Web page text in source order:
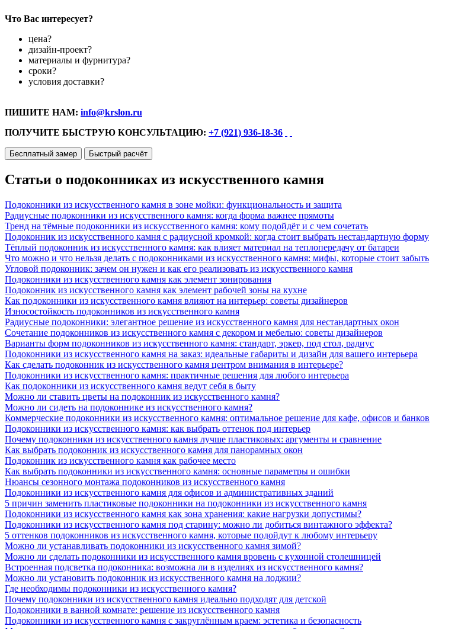
Что Вас интересует?
цена?
дизайн-проект?
материалы и фурнитура?
сроки?
условия доставки?
ПИШИТЕ НАМ: info@krslon.ru
ПОЛУЧИТЕ БЫСТРУЮ КОНСУЛЬТАЦИЮ: +7 (921) 936-18-36
Бесплатный замер Быстрый расчёт
Статьи о подоконниках из искусственного камня
Подоконники из искусственного камня в зоне мойки: функциональность и защита
Радиусные подоконники из искусственного камня: когда форма важнее прямоты
Тренд на тёмные подоконники из искусственного камня: кому подойдёт и с чем сочетать
Подоконник из искусственного камня с радиусной кромкой: когда стоит выбрать нестандартную форму
Тёплый подоконник из искусственного камня: как влияет материал на теплопередачу от батареи
Что можно и что нельзя делать с подоконниками из искусственного камня: мифы, которые стоит забыть
Угловой подоконник: зачем он нужен и как его реализовать из искусственного камня
Подоконники из искусственного камня как элемент зонирования
Подоконник из искусственного камня как элемент рабочей зоны на кухне
Как подоконники из искусственного камня влияют на интерьер: советы дизайнеров
Износостойкость подоконников из искусственного камня
Радиусные подоконники: элегантное решение из искусственного камня для нестандартных окон
Сочетание подоконников из искусственного камня с декором и мебелью: советы дизайнеров
Варианты форм подоконников из искусственного камня: стандарт, эркер, под стол, радиус
Подоконники из искусственного камня на заказ: идеальные габариты и дизайн для вашего интерьера
Как сделать подоконник из искусственного камня центром внимания в интерьере?
Подоконники из искусственного камня: практичные решения для любого интерьера
Как подоконники из искусственного камня ведут себя в быту
Можно ли ставить цветы на подоконник из искусственного камня?
Можно ли сидеть на подоконнике из искусственного камня?
Коммерческие подоконники из искусственного камня: оптимальное решение для кафе, офисов и банков
Подоконники из искусственного камня: как выбрать оттенок под интерьер
Почему подоконники из искусственного камня лучше пластиковых: аргументы и сравнение
Как выбрать подоконник из искусственного камня для панорамных окон
Подоконник из искусственного камня как рабочее место
Как выбрать подоконники из искусственного камня: основные параметры и ошибки
Нюансы сезонного монтажа подоконников из искусственного камня
Подоконники из искусственного камня для офисов и административных зданий
5 причин заменить пластиковые подоконники на подоконники из искусственного камня
Подоконники из искусственного камня как зона хранения: какие нагрузки допустимы?
Подоконники из искусственного камня под старину: можно ли добиться винтажного эффекта?
5 оттенков подоконников из искусственного камня, которые подойдут к любому интерьеру
Можно ли устанавливать подоконники из искусственного камня зимой?
Можно ли сделать подоконники из искусственного камня вровень с кухонной столешницей
Встроенная подсветка подоконника: возможна ли в изделиях из искусственного камня?
Можно ли установить подоконник из искусственного камня на лоджии?
Где необходимы подоконники из искусственного камня?
Почему подоконники из искусственного камня идеально подходят для детской
Подоконники в ванной комнате: решение из искусственного камня
Подоконники из искусственного камня с закруглённым краем: эстетика и безопасность